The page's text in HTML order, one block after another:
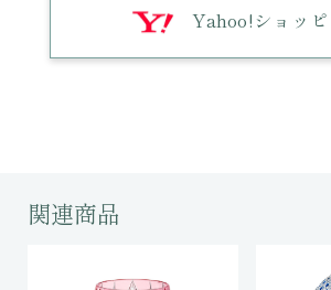
Yahoo!ショッ
関連商品